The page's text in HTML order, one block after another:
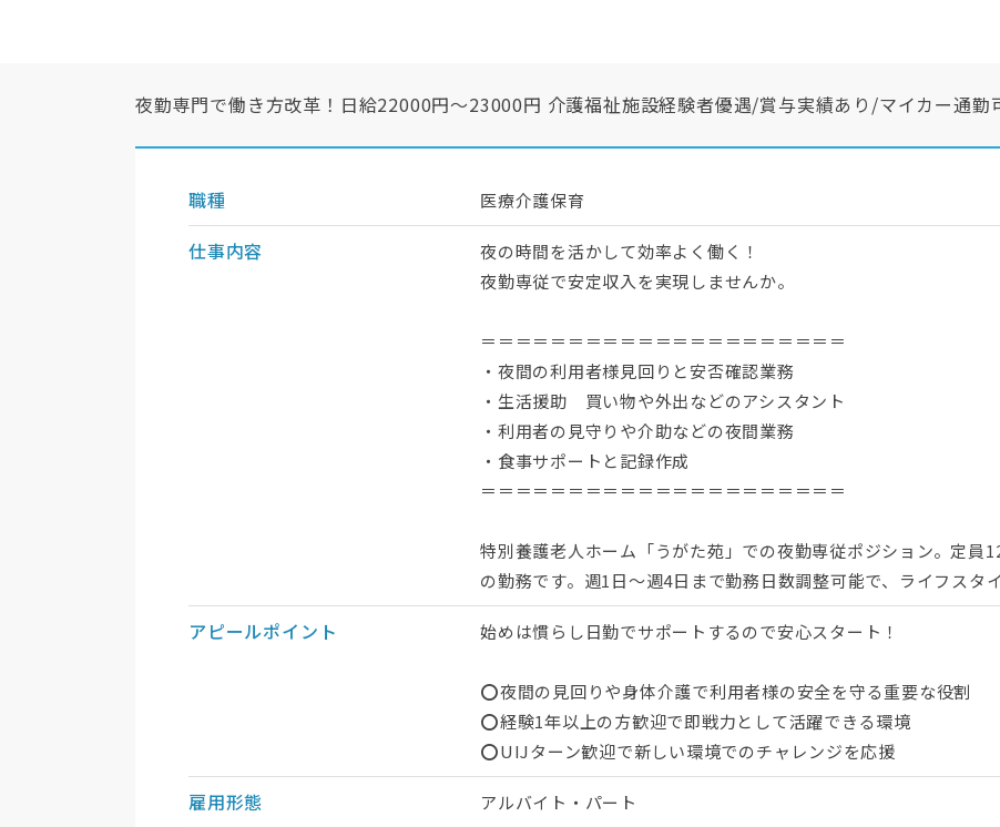
夜勤専門で働き方改革！日給22000円〜23000円 介護福祉施設経験者優遇/賞与実績あり/マイカー通勤
職種 医療介護保育
仕事内容
夜の時間を活かして効率よく働く！
夜勤専従で安定収入を実現しませんか。
＝＝＝＝＝＝＝＝＝＝＝＝＝＝＝＝＝＝＝＝＝
・夜間の利用者様見回りと安否確認業務
・生活援助 買い物や外出などのアシスタント
・利用者の見守りや介助などの夜間業務
・食事サポートと記録作成
＝＝＝＝＝＝＝＝＝＝＝＝＝＝＝＝＝＝＝＝＝
特別養護老人ホーム「うがた苑」での夜勤専従ポジション。定員
の勤務です。週1日～週4日まで勤務日数調整可能で、ライフスタ
アピールポイント 始めは慣らし日勤でサポートするので安心スタート！
⭕夜間の見回りや身体介護で利用者様の安全を守る重要な役割
⭕経験1年以上の方歓迎で即戦力として活躍できる環境
⭕UIJターン歓迎で新しい環境でのチャレンジを応援
雇用形態 アルバイト・パート